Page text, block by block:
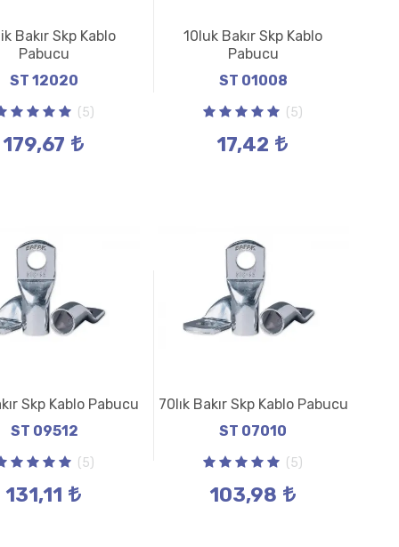
Bakır Skp Kablo
Pabucu
ST 12020
(5)
179,67
10luk Bakır Skp Kablo
Pabucu
ST 01008
(5)
17,42
Skp Kablo Pabucu
ST 09512
(5)
131,11
70lık Bakır Skp Kablo Pabucu
ST 07010
(5)
103,98